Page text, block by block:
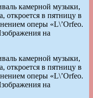
камерной музыки,
откроется в пятницу в
оперы «L\’Orfeo.
на
камерной музыки,
откроется в пятницу в
оперы «L\’Orfeo.
на